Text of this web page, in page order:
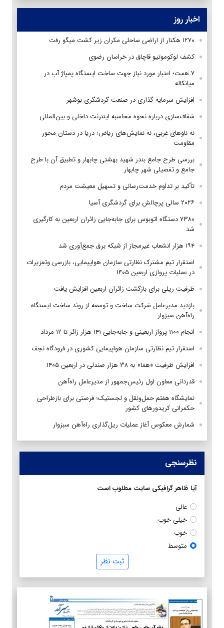
اخبار روز
۱۲۷۰ هکتار از اراضی ساحلی مکران زیر کشت میگو رفت
کشف لوکوموتیو قاچاق در خراسان رضوی
۷ همت؛ اعتبار مورد نیاز جهت ساخت ایستگاه پمپاژ آب در
میانکاله
افزایش سرمایه گذاری در صنعت گردشگری بوشهر
شفاف‌سازی درباره نحوه محاسبه اینترنت داخلی و بین‌المللی
نه ناوهای غربی، نه نمایش‌های ریاض؛ دریا در دستان محور
مقاومت
بررسی طرح جامع بندر شهید بهشتی چابهار و تطبیق آن با طرح
جامع و تفصیلی شهر چابهار
تأکید بر تداوم خدمت‌رسانی و تسهیل معیشت مردم
۲۰۲۶ سالی پرچالش برای گردشگری آسیا
۷۳۸۰ دستگاه اتوبوس برای جابه‌جایی زائران اربعین به‌ کارگیری
شد
۱۹۴ هزار انشعاب غیرمجاز از شبکه برق جمع‌آوری شد
استقرار تیم مشترک نظارتی سازمان هواپیمایی، بازرسی وتعزیرات
در عملیات پروازی اربعین ۱۴۰۵
ظرفیت ریلی برای بازگشت زائران اربعین افزایش یافت
بازدید مدیرعامل شرکت ساخت و توسعه از روند ساخت ایستگاه
راه‌آهن سبزوار
انجام ۱۱۰۰ پرواز اربعینی و جابه‌جایی ۱۴۱ هزار زائر تا ۱۲ مرداد
استقرار تیم‌ نظارتی سازمان هواپیمایی کشوری در فرودگاه نجف
افزایش ظرفیت «هما» به ۳۸ هزار صندلی در اربعین ۱۴۰۵
قدردانی معاون اول رئیس‌جمهور از مدیرعامل راه‌آهن
نمایشگاه هفتم حمل‌ونقل و لجستیک؛ فرصتی برای بازطراحی
حکمرانی کریدورهای کشور
شمارش معکوس آغاز عملیات ریل‌گذاری راه‌آهن سبزوار
نظرسنجی
آیا ظاهر گرافیکی سایت مطلوب است
عالی
خیلی خوب
خوب
متوسط
ثبت نظر